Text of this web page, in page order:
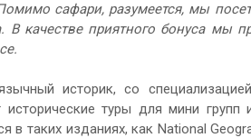
сафари, разумеется, мы
качестве приятного бонуса мы
историк, со
туры для мини групп
таких изданиях, как National